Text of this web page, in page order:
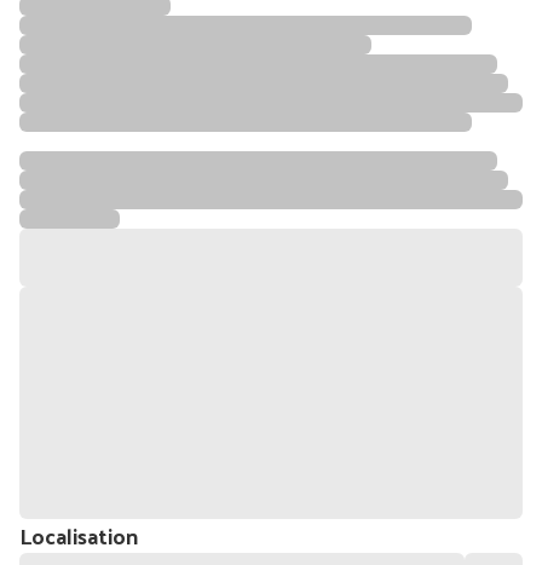
Localisation